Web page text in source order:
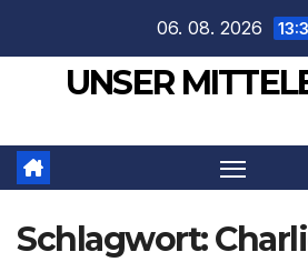
springen
06. 08. 2026
UNSER
Schlagwort: